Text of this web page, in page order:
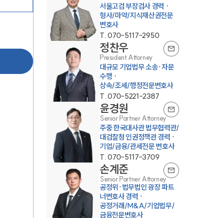
센터소개
센터소개
대륜의 강점
오시는 길
글로벌 파트너 로펌
고객의 소리
서울고검 부장검사 경력 ·
형사/마약/지식재산권전문
변호사
T.070-5117-2950
정찬우
President Attorney
대규모 기업법무 소송·자문
수행 ·
상속/조세/행정전문변호사
T.070-5221-2387
윤경원
Senior Partner Attorney
주중 한국대사관 법무협력관/
대검찰청 인권정책관 경력 ·
기업/금융/관세전문 변호사
T.070-5117-3709
손계준
Senior Partner Attorney
공정위·법무법인 광장 파트
너변호사 경력 ·
공정거래/M&A/기업법무/
금융전문변호사